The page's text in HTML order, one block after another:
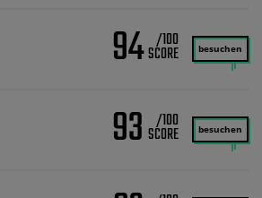
94 /100 besuchen
93 /100 besuchen